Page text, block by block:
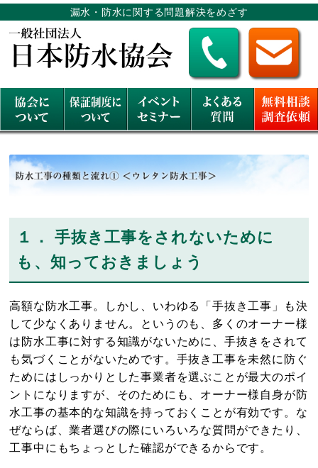
漏水・防水に関する問題解決をめざす
１． 手抜き工事をされないために
も、知っておきましょう
高額な防水工事。しかし、いわゆる「手抜き工事」も決
して少なくありません。というのも、多くのオーナー様
は防水工事に対する知識がないために、手抜きをされて
も気づくことがないためです。手抜き工事を未然に防ぐ
ためにはしっかりとした事業者を選ぶことが最大のポイ
ントになりますが、そのためにも、オーナー様自身が防
水工事の基本的な知識を持っておくことが有効です。な
ぜならば、業者選びの際にいろいろな質問ができたり、
工事中にもちょっとした確認ができるからです。